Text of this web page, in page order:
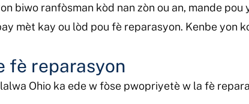
biwo ranfòsman kòd nan zòn ou an, mande
mèt kay ou lòd pou fè reparasyon. Kenbe yon
fè reparasyon
Ohio ka ede w fòse pwopriyetè w la fè